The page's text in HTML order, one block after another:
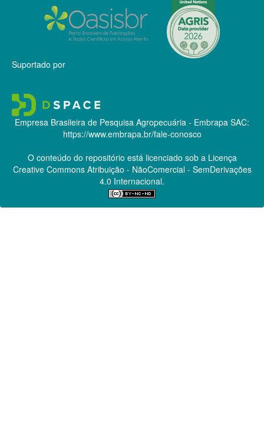
Suportado por
Empresa Brasileira de Pesquisa Agropecuária - Embrapa SAC:
https://www.embrapa.br/fale-conosco
O conteúdo do repositório está licenciado sob a Licença
Creative CommonsAtribuição - NãoComercial - SemDerivações
4.0 Internacional.